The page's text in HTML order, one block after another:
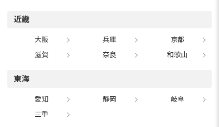
近畿
大阪 兵庫
京都
滋賀
奈良 和歌山
東海
愛知 静岡
岐阜
三重